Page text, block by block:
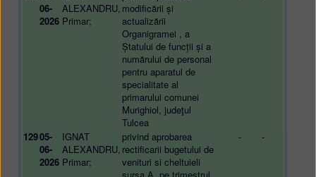
06-
2026
ALEXANDRU,
Primar;
modificării și
actualizării
Organigramei , a
Ștatului de funcții și a
numărului de personal
pentru aparatul de
specialitate al
primarului comunei
Murighiol, judeţul
Tulcea
12905-
06-
2026
IGNAT
ALEXANDRU,
Primar;
privind aprobarea
rectificarii bugetului de
venituri si cheltuieli
- -